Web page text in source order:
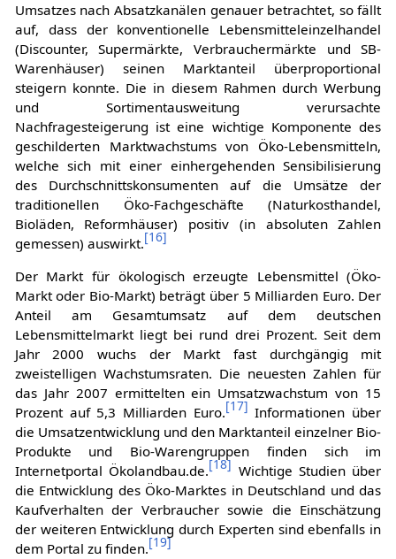
Umsatzes nach Absatzkanälen genauer betrachtet, so fällt
auf, dass der konventionelle Lebensmitteleinzelhandel
(Discounter, Supermärkte, Verbrauchermärkte und SB-
Warenhäuser) seinen Marktanteil überproportional
steigern konnte. Die in diesem Rahmen durch Werbung
und Sortimentausweitung verursachte
Nachfragesteigerung ist eine wichtige Komponente des
geschilderten Marktwachstums von Öko-Lebensmitteln,
welche sich mit einer einhergehenden Sensibilisierung
des Durchschnittskonsumenten auf die Umsätze der
traditionellen Öko-Fachgeschäfte (Naturkosthandel,
Bioläden, Reformhäuser) positiv (in absoluten Zahlen
gemessen) auswirkt.[16]
Der Markt für ökologisch erzeugte Lebensmittel (Öko-
Markt oder Bio-Markt) beträgt über 5 Milliarden Euro. Der
Anteil am Gesamtumsatz auf dem deutschen
Lebensmittelmarkt liegt bei rund drei Prozent. Seit dem
Jahr 2000 wuchs der Markt fast durchgängig mit
zweistelligen Wachstumsraten. Die neuesten Zahlen für
das Jahr 2007 ermittelten ein Umsatzwachstum von 15
Prozent auf 5,3 Milliarden Euro.[17] Informationen über
die Umsatzentwicklung und den Marktanteil einzelner Bio-
Produkte und Bio-Warengruppen finden sich im
Internetportal Ökolandbau.de.[18] Wichtige Studien über
die Entwicklung des Öko-Marktes in Deutschland und das
Kaufverhalten der Verbraucher sowie die Einschätzung
der weiteren Entwicklung durch Experten sind ebenfalls in
dem Portal zu finden.[19]